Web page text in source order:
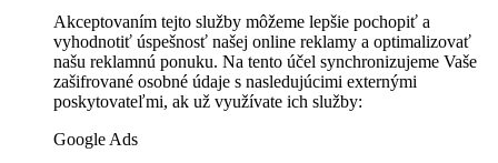
Akceptovaním tejto služby môžeme lepšie pochopiť a
vyhodnotiť úspešnosť našej online reklamy a optimalizovať
našu reklamnú ponuku. Na tento účel synchronizujeme Vaše
zašifrované osobné údaje s nasledujúcimi externými
poskytovateľmi, ak už využívate ich služby:
Google Ads